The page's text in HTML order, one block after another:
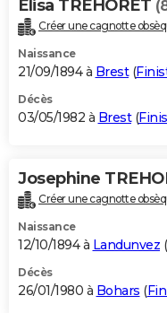
Elisa TREHORET
Créer une cagnotte
Naissance
21/09/1894 à Brest(
Décès
03/05/1982 à Brest(
Josephine
Créer une cagnotte
Naissance
12/10/1894 à Landunvez (
Décès
26/01/1980 à Bohars (